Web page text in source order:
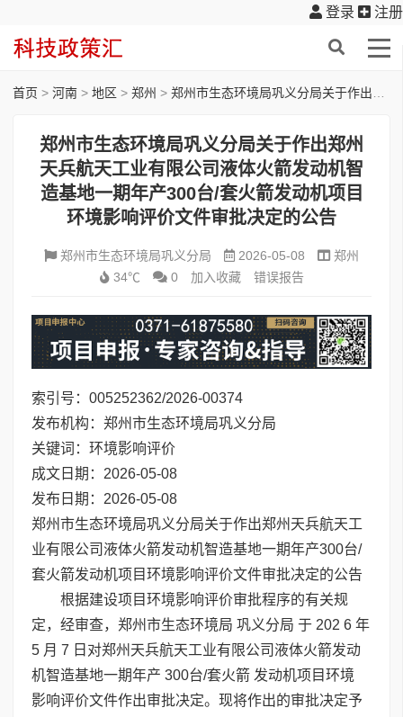
登录 注册
首页 > 河南 > 地区 > 郑州 > 郑州市生态环境局巩义分局关于作出郑州天兵航天工业有限公司液体火箭发动机智造基地一期年产300台/套火箭发动机项目环境影响评价文件审批决定的公告
郑州市生态环境局巩义分局关于作出郑州
天兵航天工业有限公司液体火箭发动机智
造基地一期年产300台/套火箭发动机项目
环境影响评价文件审批决定的公告
郑州市生态环境局巩义分局 2026-05-08
郑州
34℃
0 加入收藏 错误报告
索引号：005252362/2026-00374
发布机构：郑州市生态环境局巩义分局
关键词：环境影响评价
成文日期：2026-05-08
发布日期：2026-05-08
郑州市生态环境局巩义分局关于作出郑州天兵航天工
业有限公司液体火箭发动机智造基地一期年产300台/
套火箭发动机项目环境影响评价文件审批决定的公告
根据建设项目环境影响评价审批程序的有关规
定，经审查，郑州市生态环境局 巩义分局 于 202 6 年
5 月 7 日对郑州天兵航天工业有限公司液体火箭发动
机智造基地一期年产 300台/套火箭 发动机项目环境
影响评价文件作出审批决定。现将作出的审批决定予